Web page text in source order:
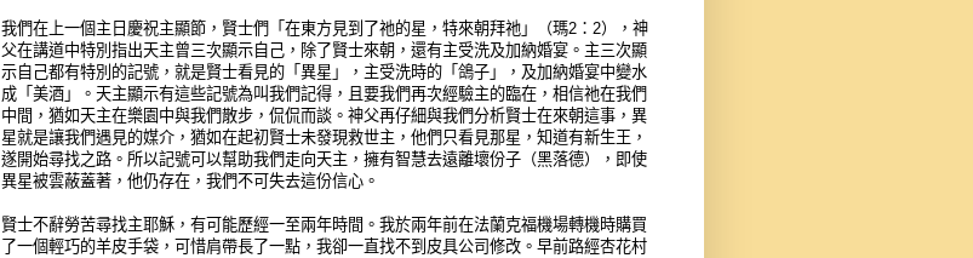
我們在上一個主日慶祝主顯節，賢士們 「在東方見到了祂的星，特來朝拜祂 」（瑪2 ： 2）， 神
父在講道中特別指出天主曾三次顯示自己， 除了賢士來朝， 還有主受洗及加納婚宴。主三次顯
示自己都有特別的記號，就是賢士看見的 「異星」，主受洗時的 「鴿子」， 及加納婚宴中變水
成「 美酒」。 天主顯示有這些記號為叫我們記得，且要我們再次經驗主的臨在，相信祂在我們
中間，猶如天主在樂園中與我們散步，侃侃而談。 神父再仔細與我們分析賢士在來朝這事， 異
星就是讓我們遇見的媒介， 猶如在起初賢士未發現救世主，他們只看見那星，知道有新生王，
遂開始尋找之路。所以記號可以幫助我們走向天主，擁有智慧去遠離壞份子（黑落德），即使
異星被雲蔽蓋著 ，他仍存在，我們不可失去這份信心。
賢士不辭勞苦尋找主耶穌，有可能歷經一至兩年時間。我於兩年前在法蘭克福機場轉機時購買
了一個輕巧的羊皮手袋，可惜肩帶長了一點，我卻一直找不到皮具公司修改。早前路經杏花村